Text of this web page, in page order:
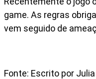
game. As regras
vem seguido de
Fonte: Escrito por